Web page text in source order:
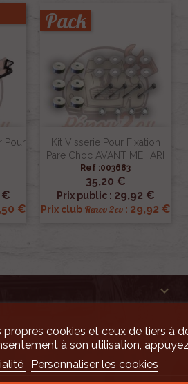
Pour
€
€
Kit Visserie Pour Fixation
Pare Choc AVANT MEHARI
Ref :003683
35,20 €
Prix public : 29,92 €
Prix club Renov 2cv: 29,92 €
Pack


propres cookies et ceux de tiers à
à son utilisation,
Personnaliser les cookies